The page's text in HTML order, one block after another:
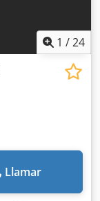
1 /24
Llamar